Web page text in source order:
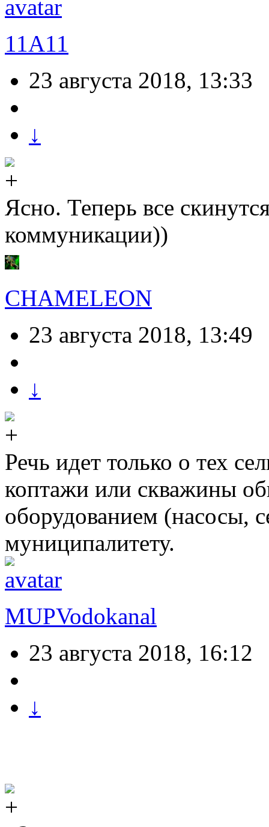
11A11
23 августа 2018, 13:33
↓
Ясно. Теперь все
коммуникации))
CHAMELEON
23 августа 2018, 13:49
↓
Речь идет только о тех
коптажи или скважины
оборудованием (насосы,
муниципалитету.
MUPVodokanal
23 августа 2018, 16:12
↓